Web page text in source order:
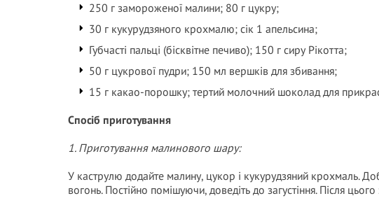
250 г замороженої малини; 80 г цукру;
30 г кукурудзяного крохмалю; сік 1 апельсина;
Губчасті пальці (бісквітне печиво); 150 г сиру Рікотта;
50 г цукрової пудри; 150 мл вершків для збивання;
15 г какао-порошку; тертий молочний шоколад для
Спосіб приготування
1. Приготування малинового шару:
У каструлю додайте малину, цукор і кукурудзяний крохмаль.
вогонь. Постійно помішуючи, доведіть до загустіння. Після